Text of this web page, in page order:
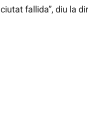
ciutat fallida”, diu la